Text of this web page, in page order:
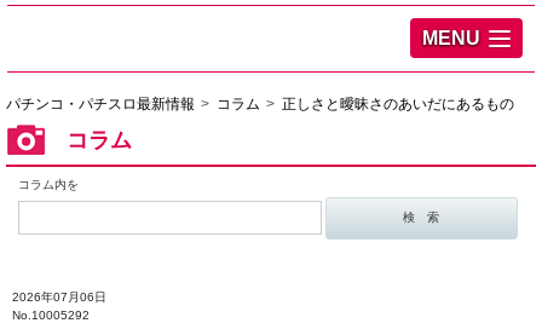
MENU
パチンコ・パチスロ最新情報 コラム 正しさと曖昧さのあいだにあるもの
コラム
コラム内を
2026年07月06日
No.10005292